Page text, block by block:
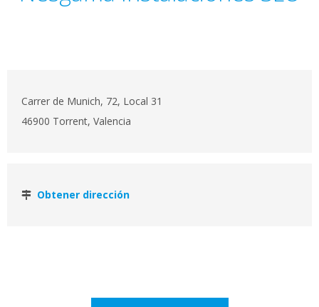
Carrer de Munich, 72, Local 31
46900 Torrent, Valencia
Obtener dirección